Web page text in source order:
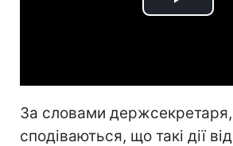
Play
За словами держсекретаря,
сподіваються, що такі дії